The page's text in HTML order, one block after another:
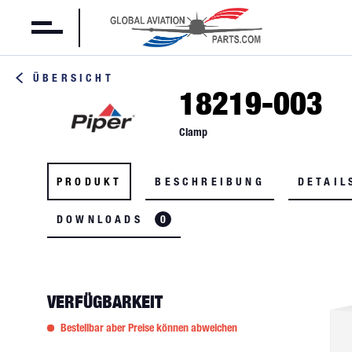
ÜBERSICHT
18219-003
Clamp
PRODUKT BESCHREIBUNG
DOWNLOADS 0
VERFÜGBARKEIT
Bestellbar aber Preise können abweichen